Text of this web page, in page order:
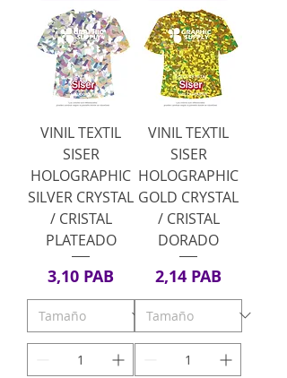
VINIL TEXTIL
SISER
HOLOGRAPHIC
SILVER CRYSTAL
/ CRISTAL
PLATEADO
Precio
3,10 PAB
VINIL TEXTIL
SISER
HOLOGRAPHIC
GOLD CRYSTAL
/ CRISTAL
DORADO
Precio
2,14 PAB